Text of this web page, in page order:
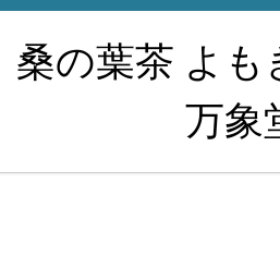
桑の葉茶 よも
万象